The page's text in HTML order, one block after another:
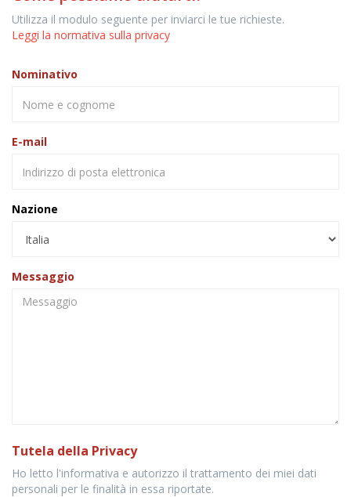
Utilizza il modulo seguente per inviarci le tue richieste.
Leggi la normativa sulla privacy
Nominativo
E-mail
Nazione
Messaggio
Tutela della Privacy
Ho letto l'informativa e autorizzo il trattamento dei miei dati
personali per le finalità in essa riportate.